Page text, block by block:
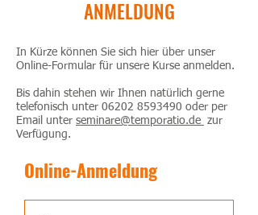
ANMELDUNG
In Kürze können Sie sich hier über unser
Online-Formular für unsere Kurse anmelden.
Bis dahin stehen wir Ihnen natürlich gerne
telefonisch unter 06202 8593490 oder per
Email unter seminare@temporatio.de zur
Verfügung.
Online-Anmeldung